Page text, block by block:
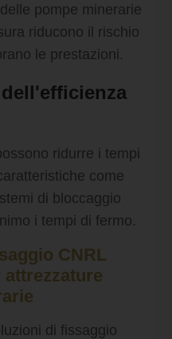
pompe minerarie
riducono il rischio
le prestazioni.
ridurre i tempi
come
di bloccaggio
i tempi di fermo.
CNRL
di fissaggio